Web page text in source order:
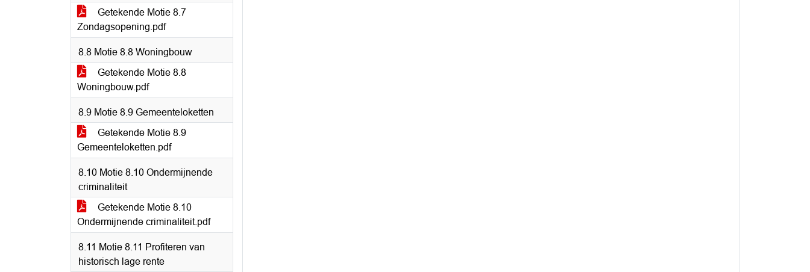
Getekende Motie 8.7
Zondagsopening.pdf
8.8 Motie 8.8 Woningbouw
Getekende Motie 8.8
Woningbouw.pdf
8.9 Motie 8.9 Gemeenteloketten
Getekende Motie 8.9
Gemeenteloketten.pdf
8.10 Motie 8.10 Ondermijnende
criminaliteit
Getekende Motie 8.10
Ondermijnende criminaliteit.pdf
8.11 Motie 8.11 Profiteren van
historisch lage rente